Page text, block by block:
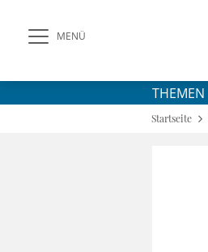
MENÜ
THEMEN
Startseite